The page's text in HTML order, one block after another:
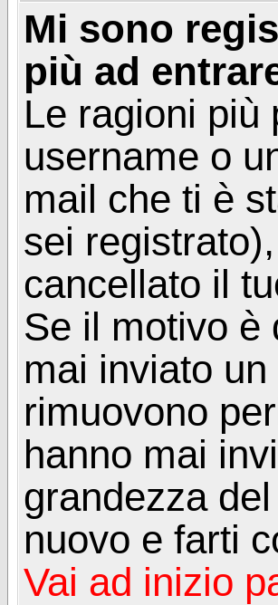
Mi sono
più ad
Le ragioni più
username o
mail che ti è
sei
cancellato il
Se il motivo è
mai inviato
rimuovono
hanno mai
grandezza
nuovo e farti
Vai ad inizio